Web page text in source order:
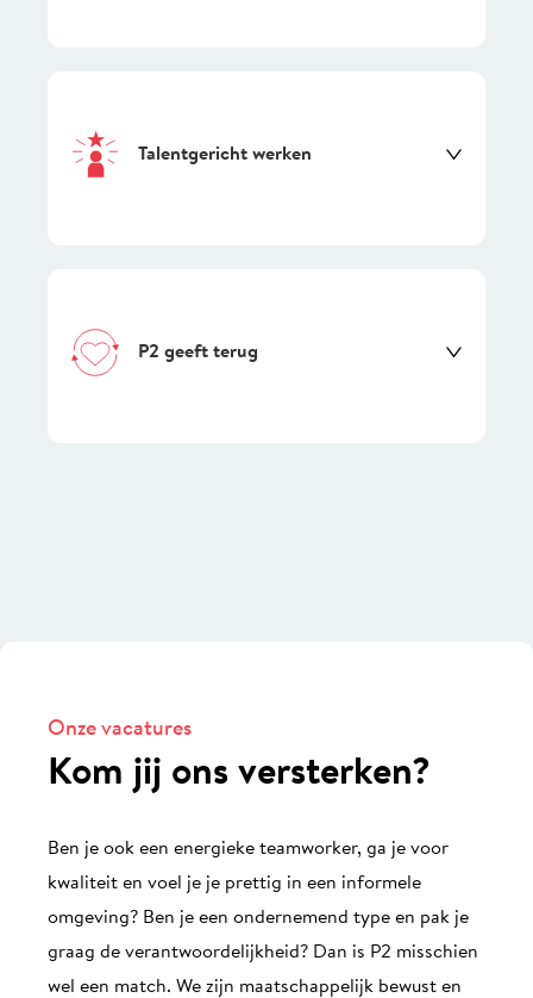
Talentgericht werken
P2 geeft terug
Onze vacatures
Kom jij ons versterken?
Ben je ook een energieke teamworker, ga je voor
kwaliteit en voel je je prettig in een informele
omgeving? Ben je een ondernemend type en pak je
graag de verantwoordelijkheid? Dan is P2 misschien
wel een match. We zijn maatschappelijk bewust en